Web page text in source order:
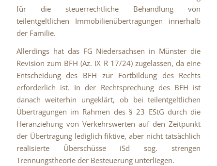
für die steuerrechtliche Behandlung von
teilentgeltlichen Immobilienübertragungen innerhalb
der Familie.
Allerdings hat das FG Niedersachsen in Münster die
Revision zum BFH (Az. IX R 17/24) zugelassen, da eine
Entscheidung des BFH zur Fortbildung des Rechts
erforderlich ist. In der Rechtsprechung des BFH ist
danach weiterhin ungeklärt, ob bei teilentgeltlichen
Übertragungen im Rahmen des § 23 EStG durch die
Heranziehung von Verkehrswerten auf den Zeitpunkt
der Übertragung lediglich fiktive, aber nicht tatsächlich
realisierte Überschüsse iSd sog. strengen
Trennungstheorie der Besteuerung unterliegen.